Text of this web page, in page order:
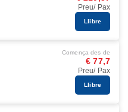
Preu/ Pax
Llibre
Comença des de
€ 77,7
Preu/ Pax
Llibre